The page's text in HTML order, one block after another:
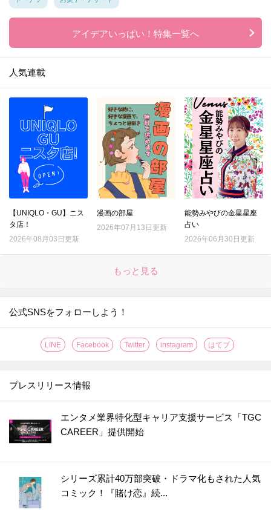
アイデアいっぱい！特集一覧へ
人気連載
【UNIQLO・GU】ニス
タ店！
2026年08月03日更新
漫画の部屋
2026年07月13日更新
能勢みやびの金星星座
占い
2026年06月30日更新
もっと見る
公式SNSをフォローしよう！
LINE Facebook Twitter instagram はてブ
プレスリリース情報
エンタメ業界特化型キャリア支援サービス「TGC
CAREER」提供開始
シリーズ累計40万部突破・ドラマ化もされた人気
コミック！『賭け恋』続...